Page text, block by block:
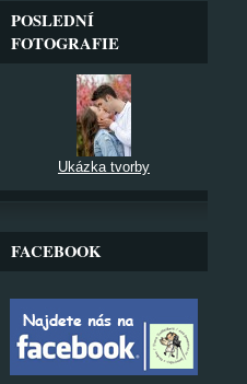
POSLEDNÍ
FOTOGRAFIE
Ukázka tvorby
FACEBOOK